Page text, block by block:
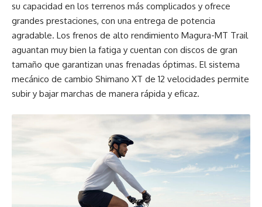
su capacidad en los terrenos más complicados y ofrece
grandes prestaciones, con una entrega de potencia
agradable. Los frenos de alto rendimiento Magura-MT Trail
aguantan muy bien la fatiga y cuentan con discos de gran
tamaño que garantizan unas frenadas óptimas. El sistema
mecánico de cambio Shimano XT de 12 velocidades permite
subir y bajar marchas de manera rápida y eficaz.